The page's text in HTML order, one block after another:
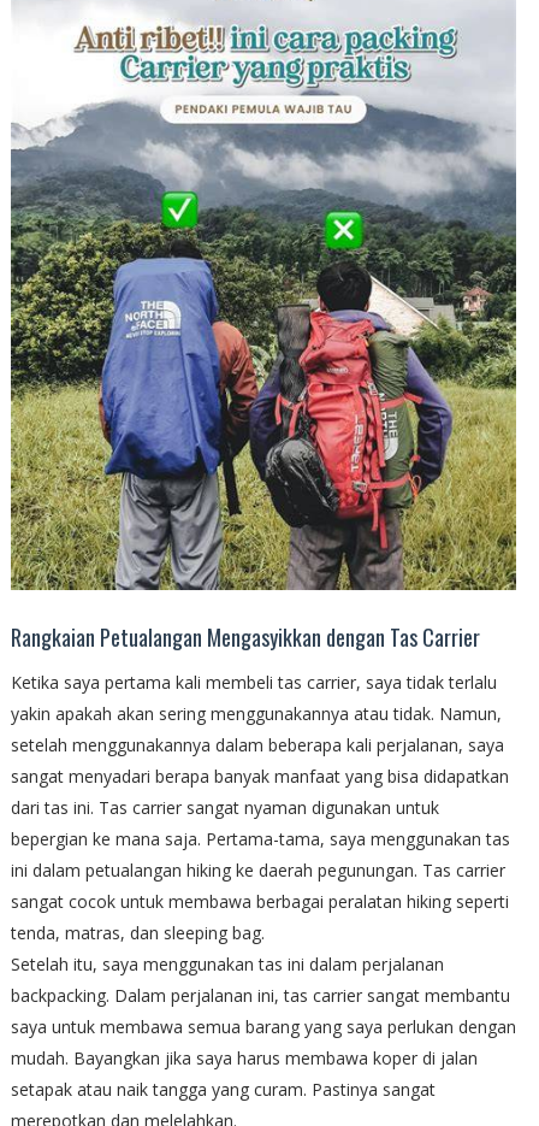
Rangkaian Petualangan Mengasyikkan dengan Tas Carrier
Ketika saya pertama kali membeli tas carrier, saya tidak terlalu
yakin apakah akan sering menggunakannya atau tidak. Namun,
setelah menggunakannya dalam beberapa kali perjalanan, saya
sangat menyadari berapa banyak manfaat yang bisa didapatkan
dari tas ini. Tas carrier sangat nyaman digunakan untuk
bepergian ke mana saja. Pertama-tama, saya menggunakan tas
ini dalam petualangan hiking ke daerah pegunungan. Tas carrier
sangat cocok untuk membawa berbagai peralatan hiking seperti
tenda, matras, dan sleeping bag.
Setelah itu, saya menggunakan tas ini dalam perjalanan
backpacking. Dalam perjalanan ini, tas carrier sangat membantu
saya untuk membawa semua barang yang saya perlukan dengan
mudah. Bayangkan jika saya harus membawa koper di jalan
setapak atau naik tangga yang curam. Pastinya sangat
merepotkan dan melelahkan.